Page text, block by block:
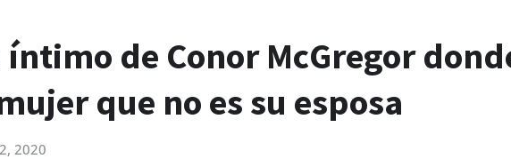
de Conor McGregor
que no es su esposa
2020